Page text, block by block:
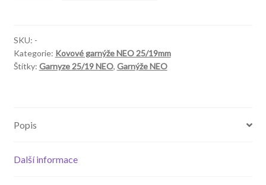
černá
množství
SKU: -
Kategorie: Kovové garnýže NEO 25/19mm
Štítky: Garnyze 25/19 NEO, Garnýže NEO
Popis
Další informace